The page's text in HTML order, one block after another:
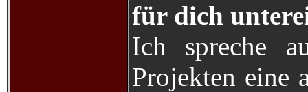
für dich
Ich spreche
Projekten eine